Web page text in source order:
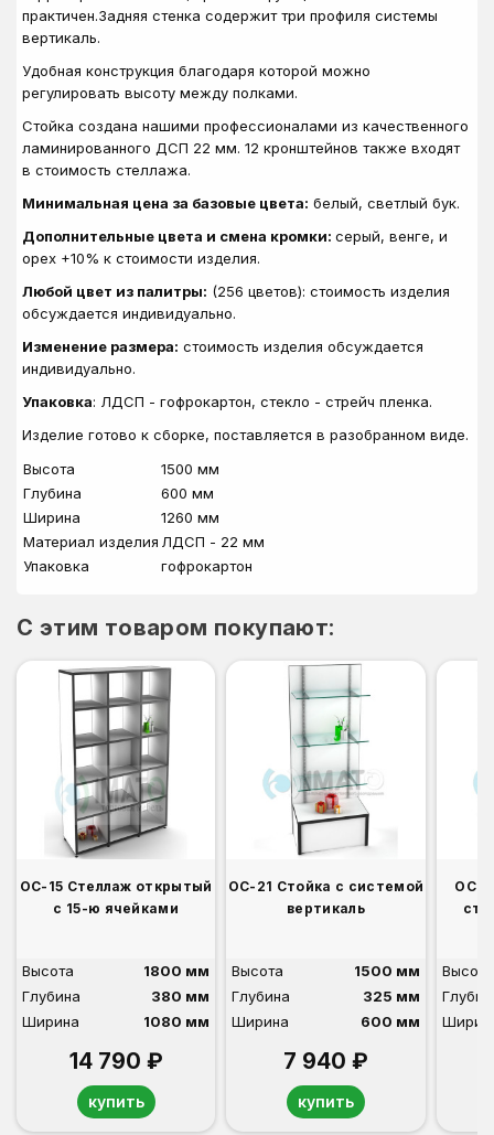
практичен.Задняя стенка содержит три профиля системы
вертикаль.
Удобная конструкция благодаря которой можно
регулировать высоту между полками.
Стойка создана нашими профессионалами из качественного
ламинированного ДСП 22 мм. 12 кронштейнов также входят
в стоимость стеллажа.
Минимальная цена за базовые цвета: белый, светлый бук.
Дополнительные цвета и смена кромки: серый, венге, и
орех +10% к стоимости изделия.
Любой цвет из палитры: (256 цветов): стоимость изделия
обсуждается индивидуально.
Изменение размера: стоимость изделия обсуждается
индивидуально.
Упаковка: ЛДСП - гофрокартон, стекло - стрейч пленка.
Изделие готово к сборке, поставляется в разобранном виде.
Высота
1500 мм
Глубина
600 мм
Ширина
1260 мм
Материал изделия ЛДСП - 22 мм
Упаковка
гофрокартон
C этим товаром покупают:
ОС-15 Стеллаж открытый
с 15-ю ячейками
Высота
1800 мм
Глубина
380 мм
Ширина
1080 мм
14 790 ₽
купить
ОС-21 Стойка с системой
вертикаль
Высота
1500 мм
Глубина
325 мм
Ширина
600 мм
7 940 ₽
купить
ОС-
Высота